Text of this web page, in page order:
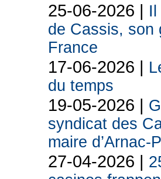
25-06-2026 | Il
de Cassis, son
France
17-06-2026 |
du temps
19-05-2026 |
syndicat des
maire d’Arnac-
27-04-2026 |